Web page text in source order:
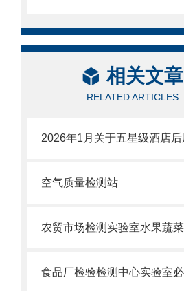
相关文章
RELATED ARTICLES
空气质量检测站